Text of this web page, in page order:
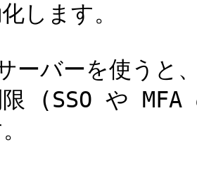
します。
バーを使うと
限 (SSO や